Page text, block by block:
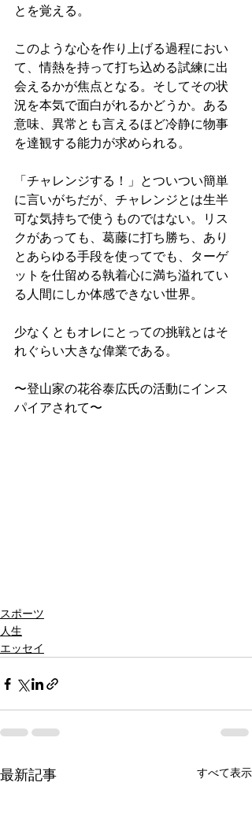
とを覚える。
このような心を作り上げる過程におい
て、情熱を持って打ち込める試練に出
会えるかが焦点となる。そしてその状
況を本気で面白がれるかどうか。ある
意味、異常とも言えるほど冷静に物事
を達観する能力が求められる。
「チャレンジする！」とついつい簡単
に言いがちだが、チャレンジとは生半
可な気持ちで使うものではない。リス
クがあっても、葛藤に打ち勝ち、あり
とあらゆる手段を使ってでも、ターゲ
ットを仕留める執着心に満ち溢れてい
る人間にしか体感できない世界。
少なくともオレにとっての挑戦とはそ
れぐらい大きな偉業である。
〜登山家の花谷泰広氏の活動にインス
パイアされて〜
スポーツ
人生
エッセイ
最新記事 すべて表示